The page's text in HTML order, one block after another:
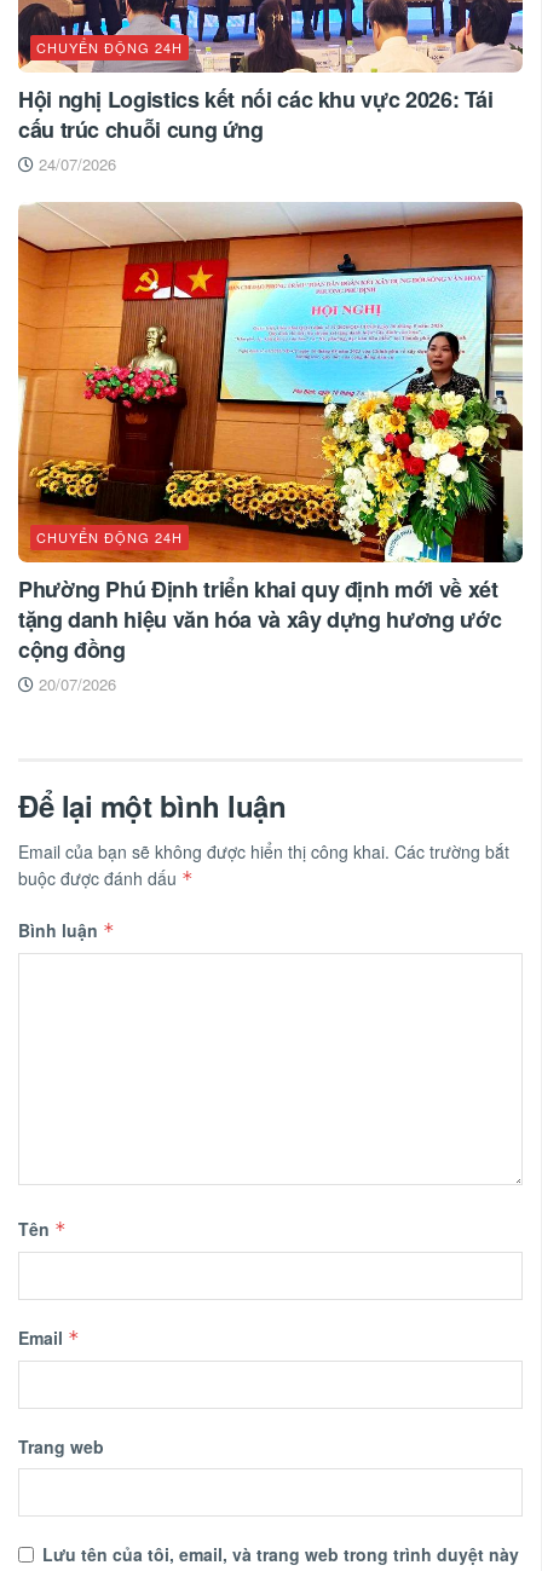
CHUYỂN ĐỘNG 24H
Hội nghị Logistics kết nối các khu vực 2026: Tái
cấu trúc chuỗi cung ứng
24/07/2026
CHUYỂN ĐỘNG 24H
Phường Phú Định triển khai quy định mới về xét
tặng danh hiệu văn hóa và xây dựng hương ước
cộng đồng
20/07/2026
Để lại một bình luận
Email của bạn sẽ không được hiển thị công khai. Các trường bắt
buộc được đánh dấu *
Bình luận *
Tên *
Email *
Trang web
Lưu tên của tôi, email, và trang web trong trình duyệt này